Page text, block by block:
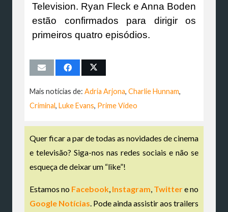
Television. Ryan Fleck e Anna Boden
estão confirmados para dirigir os
primeiros quatro episódios.
Mais notícias de: Adria Arjona, Charlie Hunnam,
Criminal, Luke Evans, Prime Video
Quer ficar a par de todas as novidades de cinema
e televisão? Siga-nos nas redes sociais e não se
esqueça de deixar um “like”!
Estamos no Facebook, Instagram, Twittere no
Google Notícias. Pode ainda assistir aos trailers